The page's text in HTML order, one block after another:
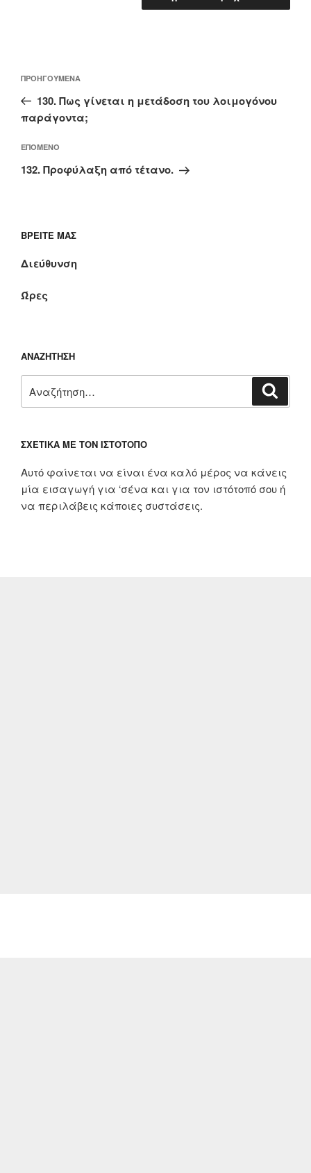
άρθρων
Προηγούμενο
άρθρο
ΠΡΟΗΓΟΎΜΕΝΑ
130. Πως γίνεται η μετάδοση του λοιμογόνου
παράγοντα;
Επόμενο
άρθρο
ΕΠΌΜΕΝΟ
132. Προφύλαξη από τέτανο.
ΒΡΕΊΤΕ ΜΑΣ
Διεύθυνση
Ώρες
ΑΝΑΖΉΤΗΣΗ
για:
ΣΧΕΤΙΚΆ ΜΕ ΤΟΝ ΙΣΤΌΤΟΠΟ
Αυτό φαίνεται να είναι ένα καλό μέρος να κάνεις
μία εισαγωγή για ‘σένα και για τον ιστότοπό σου ή
να περιλάβεις κάποιες συστάσεις.